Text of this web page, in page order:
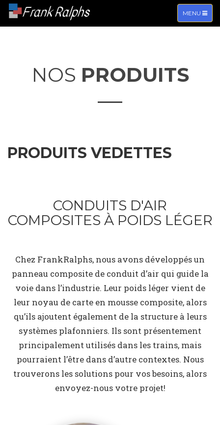
TOGGLE
NAVIGATION
MENU
Frank Ralphs
NOS PRODUITS
PRODUITS VEDETTES
CONDUITS D'AIR
COMPOSITES À POIDS LÉGER
Chez FrankRalphs, nous avons développés un
panneau composite de conduit d’air qui guide la
voie dans l’industrie. Leur poids léger vient de
leur noyau de carte en mousse composite, alors
qu’ils ajoutent également de la structure à leurs
systèmes plafonniers. Ils sont présentement
principalement utilisés dans les trains, mais
pourraient l’être dans d’autre contextes. Nous
trouverons les solutions pour vos besoins, alors
envoyez-nous votre projet!